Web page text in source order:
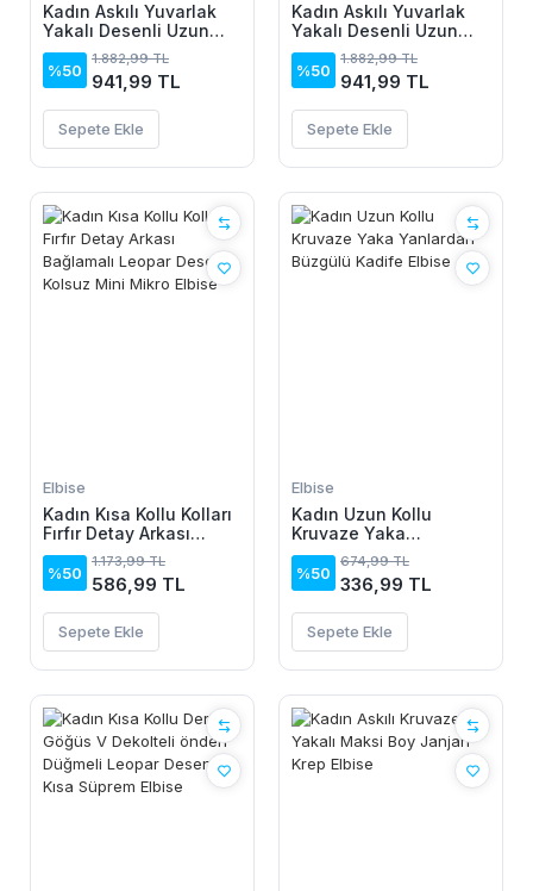
Kadın Askılı Yuvarlak
Yakalı Desenli Uzun
Süprem Elbise
%50
1.882,99 TL
941,99 TL
Sepete Ekle
Kadın Askılı Yuvarlak
Yakalı Desenli Uzun
Süprem Elbise
%50
1.882,99 TL
941,99 TL
Sepete Ekle
Elbise
Kadın Kısa Kollu Kolları
Fırfır Detay Arkası
Bağlamalı Leopar
Desen Kolsuz Mini
Mikro Elbise
%50
1.173,99 TL
586,99 TL
Sepete Ekle
Elbise
Kadın Uzun Kollu
Kruvaze Yaka
Yanlardan Büzgülü
Kadife Elbise
%50
674,99 TL
336,99 TL
Sepete Ekle